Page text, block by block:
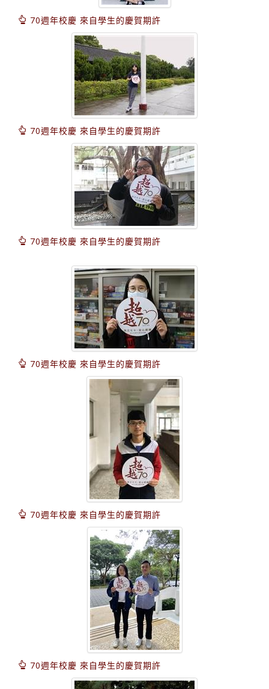
70週年校慶 來自學生的慶賀期許
70週年校慶 來自學生的慶賀期許
70週年校慶 來自學生的慶賀期許
70週年校慶 來自學生的慶賀期許
70週年校慶 來自學生的慶賀期許
70週年校慶 來自學生的慶賀期許